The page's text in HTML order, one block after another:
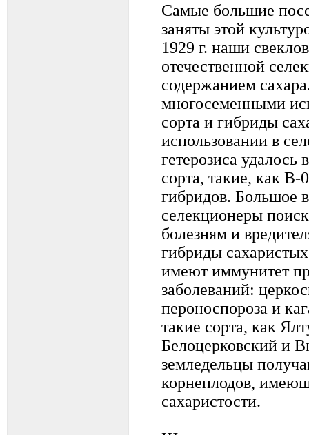
Самые большие
заняты этой
1929 г. наши
отечественной
содержанием
многосеменными
сорта и гибриды
использовании в
гетерозиса
сорта, такие, как
гибридов. Большое
селекционеры
болезням и
гибриды
имеют иммунитет
заболеваний:
пероноспороза и
такие сорта, как
Белоцерковский и
земледельцы
корнеплодов,
сахаристости.